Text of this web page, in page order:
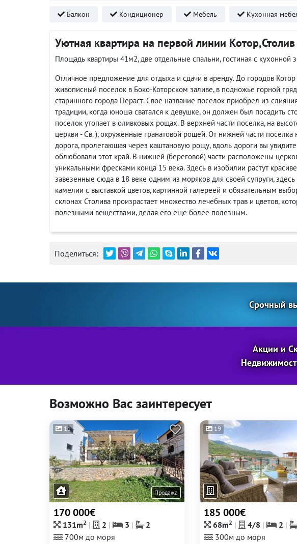
Балкон Кондиционер Мебель Кухонная
Уютная квартира на первой линии
Площадь квартиры 41м2, две отдельные спальни, гостиная с кухонной
Отличное предложение для отдыха и сдачи в аренду. До городов
живописный поселок в Боко-Которском заливе, в подножье горной
старинного города Пераст. Свое название поселок приобрел из
традиции, когда юноша сватался к девушке, он должен был посадить
поселок утопает в оливковых рощах. В верхней части поселка, на
церкви - Св. ), окруженные гранатовой рощей. От нижней части поселка
дорога, пролегающая через каштановую рощу, вдоль дороги вы
облюбовали этот край. В нижней (береговой) части расположены
уникальными фресками конца 15 века. Здесь в изобилии растут
завезенные сюда в 18 веке одним из моряков для своей супруги,
камелии с выставкой цветов, картинной галереей и обязательным
склонах Столива произрастает множество лечебных трав и цветов,
полезными веществами, делая его еще более полезным.
Поделиться:
Срочный
Акции и
Возможно Вас заинтересует
11
Продажа
170 000€
131m2 2 3
2
700м до моря
19
185 000€
68m2 4/8 2
300м до моря